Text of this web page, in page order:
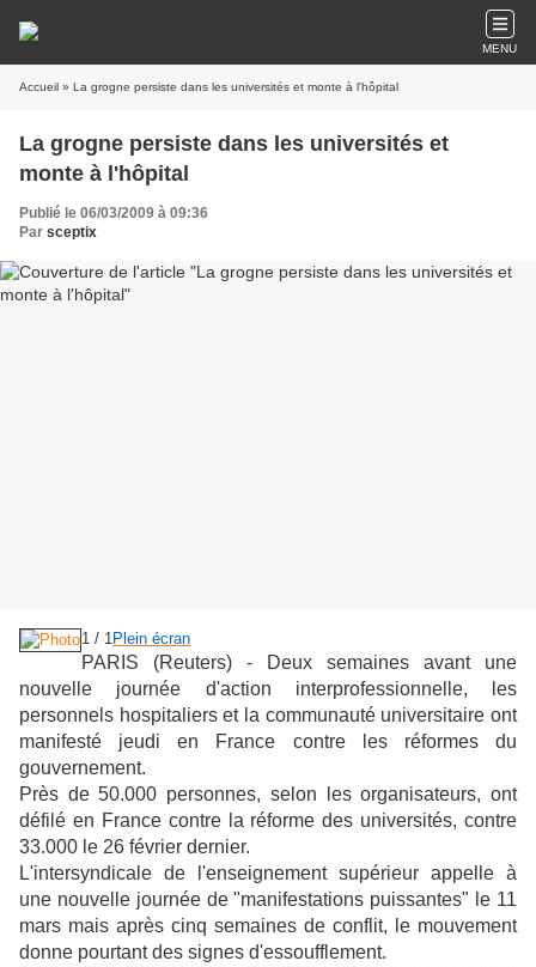
MENU
Accueil » La grogne persiste dans les universités et monte à l'hôpital
La grogne persiste dans les universités et
monte à l'hôpital
Publié le 06/03/2009 à 09:36
Par sceptix
1 / 1Plein écran
PARIS (Reuters) - Deux semaines avant une
nouvelle journée d'action interprofessionnelle, les
personnels hospitaliers et la communauté universitaire ont
manifesté jeudi en France contre les réformes du
gouvernement.
Près de 50.000 personnes, selon les organisateurs, ont
défilé en France contre la réforme des universités, contre
33.000 le 26 février dernier.
L'intersyndicale de l'enseignement supérieur appelle à
une nouvelle journée de "manifestations puissantes" le 11
mars mais après cinq semaines de conflit, le mouvement
donne pourtant des signes d'essoufflement.